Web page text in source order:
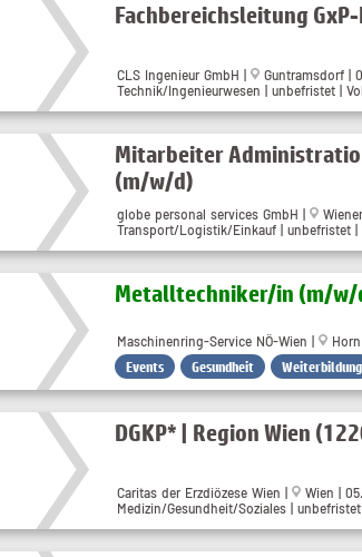
Fachbereichsleitung
CLS Ingenieur GmbH |
Guntramsdorf |
Technik/Ingenieurwesen | unbefristet |
Mitarbeiter
(m/w/d)
globe personal services GmbH |
Transport/Logistik/Einkauf | unbefristet |
Metalltechniker​/in (m​/w​/
Maschinenring-Service NÖ-Wien |
Events Gesundheit Weiterbildung
DGKP* | Region Wien
Caritas der Erzdiözese Wien |
Wien |
Medizin/Gesundheit/Soziales |